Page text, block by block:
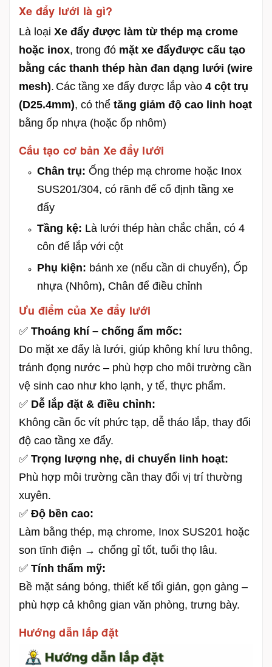
Xe đẩy lưới là gì?
Là loại Xe đẩy được làm từ thép mạ crome
hoặc inox, trong đó mặt xe đẩyđược cấu tạo
bằng các thanh thép hàn đan dạng lưới (wire
mesh). Các tầng xe đẩy được lắp vào 4 cột trụ
(D25.4mm), có thể tăng giảm độ cao linh hoạt
bằng ốp nhựa (hoặc ốp nhôm)
Cấu tạo cơ bản Xe đẩy lưới
Chân trụ: Ống thép mạ chrome hoặc Inox
SUS201/304, có rãnh để cố định tầng xe
đẩy
Tầng kệ: Là lưới thép hàn chắc chắn, có 4
côn để lắp với cột
Phụ kiện: bánh xe (nếu cần di chuyển), Ốp
nhựa (Nhôm), Chân để điều chỉnh
Ưu điểm của Xe đẩy lưới
✅ Thoáng khí – chống ẩm mốc:
Do mặt xe đẩy là lưới, giúp không khí lưu thông,
tránh đọng nước – phù hợp cho môi trường cần
vệ sinh cao như kho lạnh, y tế, thực phẩm.
✅ Dễ lắp đặt & điều chỉnh:
Không cần ốc vít phức tạp, dễ tháo lắp, thay đổi
độ cao tầng xe đẩy.
✅ Trọng lượng nhẹ, di chuyển linh hoạt:
Phù hợp môi trường cần thay đổi vị trí thường
xuyên.
✅ Độ bền cao:
Làm bằng thép, mạ chrome, Inox SUS201 hoặc
son tĩnh điện → chống gỉ tốt, tuổi thọ lâu.
✅ Tính thẩm mỹ:
Bề mặt sáng bóng, thiết kế tối giản, gọn gàng –
phù hợp cả không gian văn phòng, trưng bày.
Hướng dẫn lắp đặt